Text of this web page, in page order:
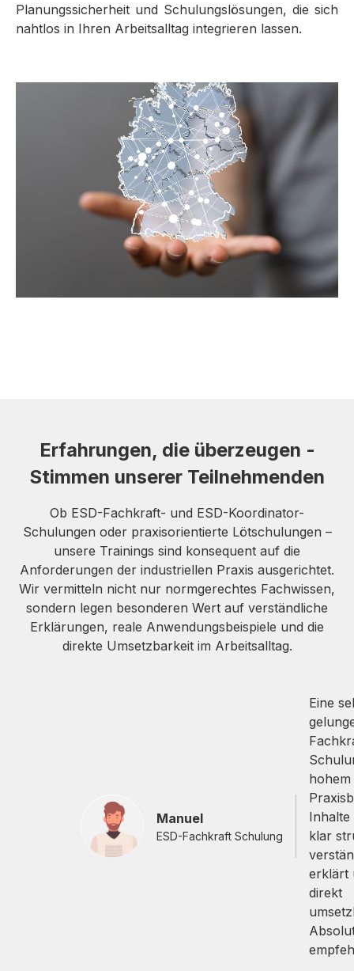
Planungssicherheit und Schulungslösungen, die sich
nahtlos in Ihren Arbeitsalltag integrieren lassen.
Erfahrungen, die überzeugen -
Stimmen unserer Teilnehmenden
Ob ESD-Fachkraft- und ESD-Koordinator-
Schulungen oder praxisorientierte Lötschulungen –
unsere Trainings sind konsequent auf die
Anforderungen der industriellen Praxis ausgerichtet.
Wir vermitteln nicht nur normgerechtes Fachwissen,
sondern legen besonderen Wert auf verständliche
Erklärungen, reale Anwendungsbeispiele und die
direkte Umsetzbarkeit im Arbeitsalltag.
Manuel
ESD-Fachkraft Schulung
Eine
hohem
klar
erklärt
direkt